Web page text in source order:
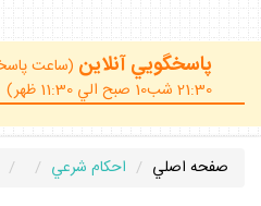
پاسخگويي آنلاين
21:30 شب10 صبح الي 11:30 ظهر)
صفحه اصلي احكام شرعي